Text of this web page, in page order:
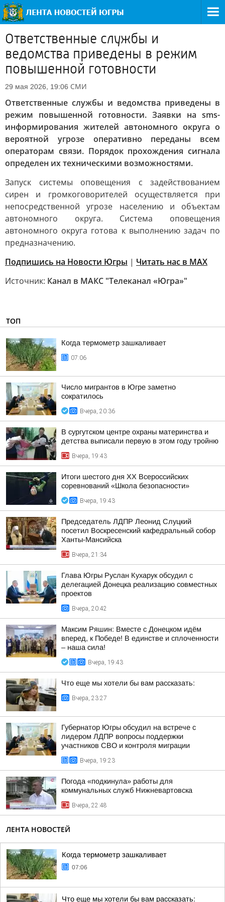
Ответственные службы и
ведомства приведены в режим
повышенной готовности
29 мая 2026, 19:06 СМИ
Ответственные службы и ведомства приведены в
режим повышенной готовности. Заявки на sms-
информирования жителей автономного округа о
вероятной угрозе оперативно переданы всем
операторам связи. Порядок прохождения сигнала
определен их техническими возможностями.
Запуск системы оповещения с задействованием
сирен и громкоговорителей осуществляется при
непосредственной угрозе населению и объектам
автономного округа. Система оповещения
автономного округа готова к выполнению задач по
предназначению.
Подпишись на Новости Югры | Читать нас в MAX
Источник: Канал в МАКС "Телеканал «Югра»"
ТОП
Когда термометр зашкаливает
07:06
Число мигрантов в Югре заметно
сократилось
Вчера, 20:36
В сургутском центре охраны материнства и
детства выписали первую в этом году тройню
Вчера, 19:43
Итоги шестого дня XX Всероссийских
соревнований «Школа безопасности»
Вчера, 19:43
Председатель ЛДПР Леонид Слуцкий
посетил Воскресенский кафедральный собор
Ханты-Мансийска
Вчера, 21:34
Глава Югры Руслан Кухарук обсудил с
делегацией Донецка реализацию совместных
проектов
Вчера, 20:42
Максим Ряшин: Вместе с Донецком идём
вперед, к Победе! В единстве и сплоченности
– наша сила!
Вчера, 19:43
Что еще мы хотели бы вам рассказать:
Вчера, 23:27
Губернатор Югры обсудил на встрече с
лидером ЛДПР вопросы поддержки
участников СВО и контроля миграции
Вчера, 19:23
Погода «подкинула» работы для
коммунальных служб Нижневартовска
Вчера, 22:48
ЛЕНТА НОВОСТЕЙ
Когда термометр зашкаливает
07:06
Что еще мы хотели бы вам рассказать: